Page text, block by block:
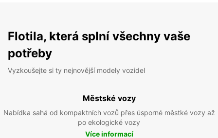
Flotila, která splní všechny vaše
potřeby
Vyzkoušejte si ty nejnovější modely vozidel
Městské vozy
Nabídka sahá od kompaktních vozů přes úsporné městké vozy až
po ekologické vozy
Více informací